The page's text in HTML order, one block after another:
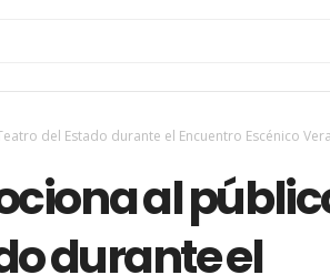
del Estado durante el Encuentro Escénico
al
durante el